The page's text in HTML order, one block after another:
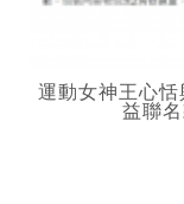
運動女神王心
益聯